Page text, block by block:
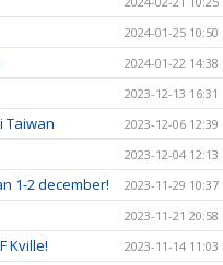
2024-01-25 10:50
2024-01-22 14:38
2023-12-13 16:31
Taiwan 2023-12-06 12:39
2023-12-04 12:13
1-2 december! 2023-11-29 10:37
2023-11-21 20:58
Kville! 2023-11-14 11:03